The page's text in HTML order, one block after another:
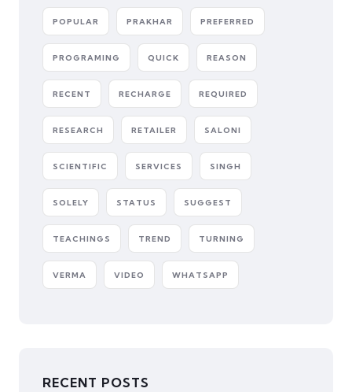
POPULAR PRAKHAR PREFERRED
PROGRAMING QUICK REASON
RECENT RECHARGE REQUIRED
RESEARCH RETAILER SALONI
SCIENTIFIC SERVICES SINGH
SOLELY STATUS SUGGEST
TEACHINGS TREND TURNING
VERMA VIDEO WHATSAPP
RECENT POSTS